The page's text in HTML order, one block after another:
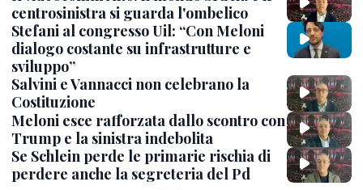
centrosinistra si guarda l'ombelico
Stefani al congresso Uil: “Con Meloni
dialogo costante su infrastrutture e
sviluppo”
Salvini e Vannacci non celebrano la
Costituzione
Meloni esce rafforzata dallo scontro con
Trump e la sinistra indebolita
Se Schlein perde le primarie rischia di
perdere anche la segreteria del Pd